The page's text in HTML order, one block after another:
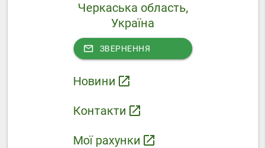
Черкаська область,
Україна
mail_outline ЗВЕРНЕННЯ
Новини launch
Контакти launch
Мої рахунки launch